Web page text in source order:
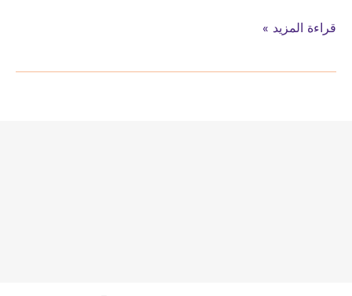
عزل
قراءة المزيد »